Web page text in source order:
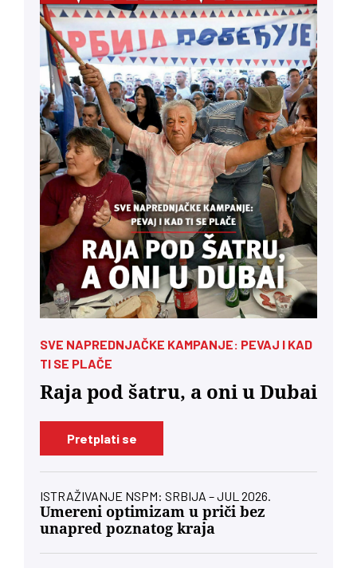
SVE NAPREDNJAČKE KAMPANJE: PEVAJ I KAD
TI SE PLAČE
Raja pod šatru, a oni u Dubai
Pretplati se
ISTRAŽIVANJE NSPM: SRBIJA – JUL 2026.
Umereni optimizam u priči bez
unapred poznatog kraja